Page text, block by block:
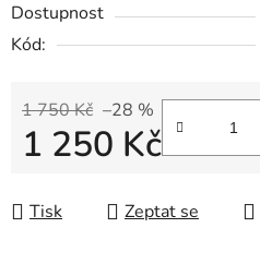
Dostupnost
Kód:
1 750 Kč –28 %
1 250 Kč
Tisk Zeptat se